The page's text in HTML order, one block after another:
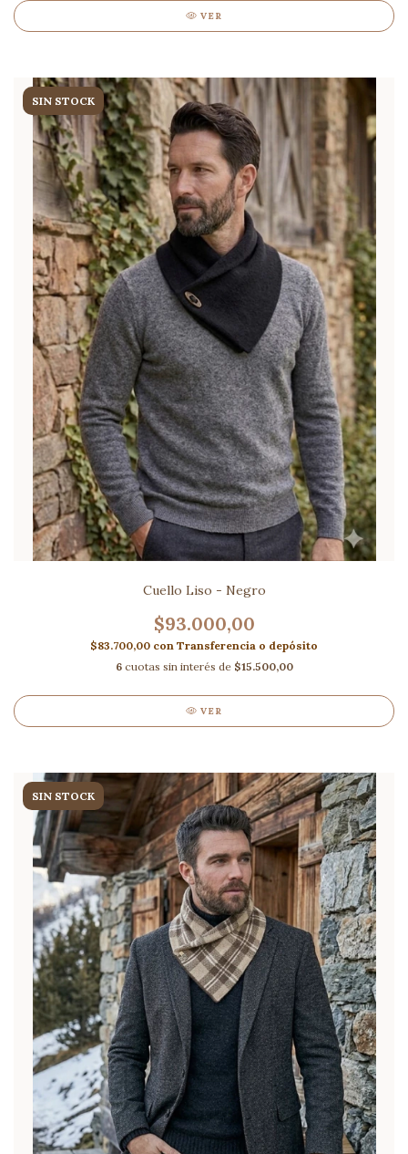
VER
SIN STOCK
Cuello Liso - Negro
$93.000,00
$83.700,00 con Transferencia o depósito
6 cuotas sin interés de $15.500,00
VER
SIN STOCK